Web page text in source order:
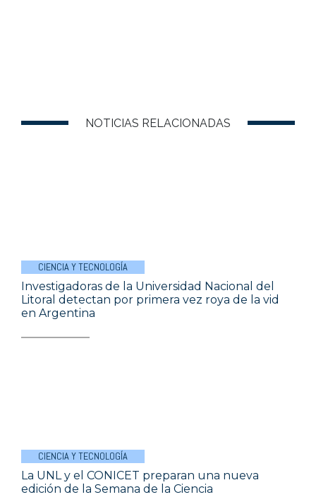
NOTICIAS RELACIONADAS
CIENCIA Y TECNOLOGÍA
Investigadoras de la Universidad Nacional del
Litoral detectan por primera vez roya de la vid
en Argentina
CIENCIA Y TECNOLOGÍA
La UNL y el CONICET preparan una nueva
edición de la Semana de la Ciencia